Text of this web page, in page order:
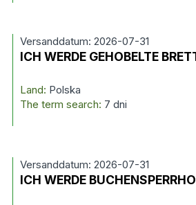
Versanddatum: 2026-07-31
ICH WERDE GEHOBELTE
Land: Polska
The term search: 7 dni
Versanddatum: 2026-07-31
ICH WERDE